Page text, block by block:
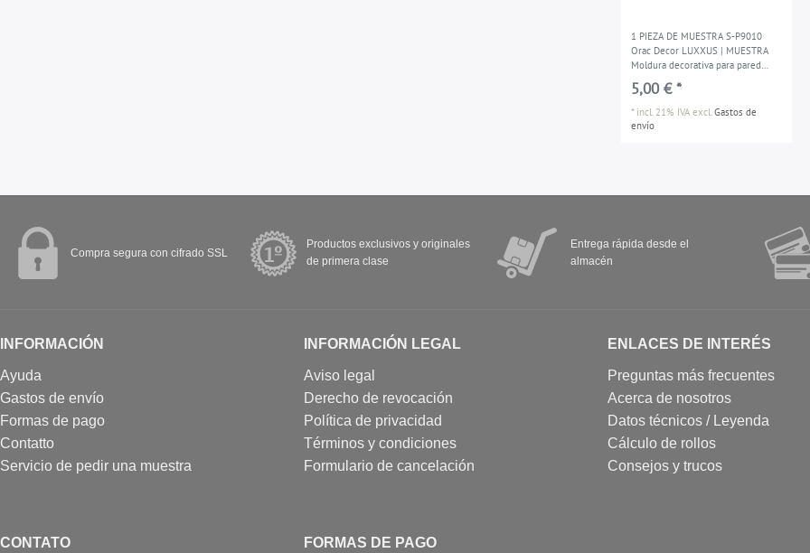
1 PIEZA DE MUESTRA S-P9010
Orac Decor LUXXUS | MUESTRA
Moldura decorativa para pared
Longitud aprox 10 cm
5,00 € *
* incl. 21% IVA excl.Gastos de
envío
Compra segura con cifrado SSL
Productos exclusivos y originales
de primera clase
Entrega rápida desde el
almacén
INFORMACIÓN
Ayuda
Gastos de envío
Formas de pago
Contatto
Servicio de pedir una muestra
INFORMACIÓN LEGAL
Aviso legal
Derecho de revocación
Política de privacidad
Términos y condiciones
Formulario de cancelación
ENLACES DE INTERÉS
Preguntas más frecuentes
Acerca de nosotros
Datos técnicos / Leyenda
Cálculo de rollos
Consejos y trucos
CONTATO FORMAS DE PAGO